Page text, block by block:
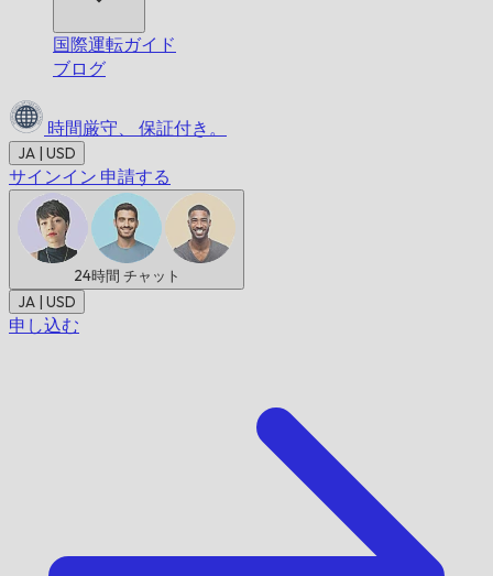
国際運転ガイド
ブログ
時間厳守、 保証付き。
JA | USD
サインイン 申請する
24時間 チャット
JA | USD
申し込む